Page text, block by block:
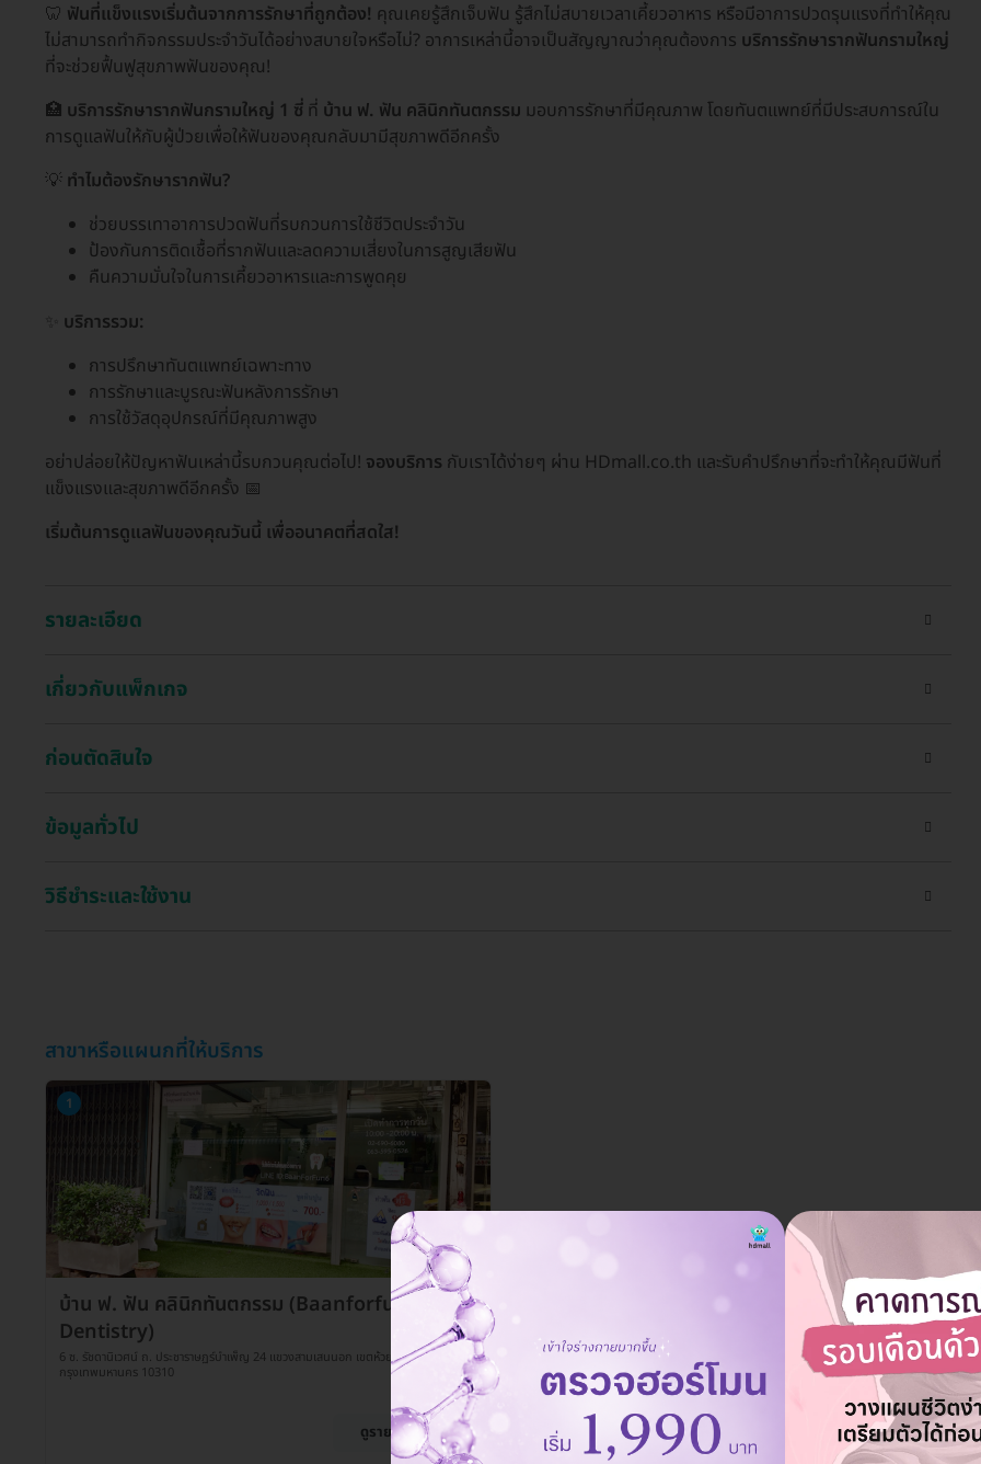
🦷 ฟันที่แข็งแรงเริ่มต้นจากการรักษาที่ถูกต้อง! คุณเคยรู้สึกเจ็บฟัน รู้สึกไม่สบายเวลาเคี้ยวอาหาร หรือมีอาการปวดรุนแรงที่ทำให้คุณ
ไม่สามารถทำกิจกรรมประจำวันได้อย่างสบายใจหรือไม่? อาการเหล่านี้อาจเป็นสัญญาณว่าคุณต้องการ บริการรักษารากฟันกรามใหญ่
ที่จะช่วยฟื้นฟูสุขภาพฟันของคุณ!
🏥 บริการรักษารากฟันกรามใหญ่ 1 ซี่ ที่ บ้าน ฟ. ฟัน คลินิกทันตกรรม มอบการรักษาที่มีคุณภาพ โดยทันตแพทย์ที่มีประสบการณ์ใน
การดูแลฟันให้กับผู้ป่วยเพื่อให้ฟันของคุณกลับมามีสุขภาพดีอีกครั้ง
💡 ทำไมต้องรักษารากฟัน?
ช่วยบรรเทาอาการปวดฟันที่รบกวนการใช้ชีวิตประจำวัน
ป้องกันการติดเชื้อที่รากฟันและลดความเสี่ยงในการสูญเสียฟัน
คืนความมั่นใจในการเคี้ยวอาหารและการพูดคุย
บริการรวม:
การปรึกษาทันตแพทย์เฉพาะทาง
การรักษาและบูรณะฟันหลังการรักษา
การใช้วัสดุอุปกรณ์ที่มีคุณภาพสูง
อย่าปล่อยให้ปัญหาฟันเหล่านี้รบกวนคุณต่อไป! จองบริการ กับเราได้ง่ายๆ ผ่าน HDmall.co.th และรับคำปรึกษาที่จะทำให้คุณมีฟันที่
แข็งแรงและสุขภาพดีอีกครั้ง 📅
เริ่มต้นการดูแลฟันของคุณวันนี้ เพื่ออนาคตที่สดใส!
รายละเอียด
เกี่ยวกับแพ็กเกจ
ก่อนตัดสินใจ
ข้อมูลทั่วไป
วิธีชำระและใช้งาน
สาขาหรือแผนกที่ให้บริการ
1
บ้าน ฟ. ฟัน คลินิกทันตกรรม (Baanforfun
Dentistry)
6 ซ. รัชดานิเวศน์ ถ. ประชาราษฏร์บำเพ็ญ 24 แขวงสามเสนนอก เขตห้วยขวาง
กรุงเทพมหานคร 10310
ดูรายละเอียด